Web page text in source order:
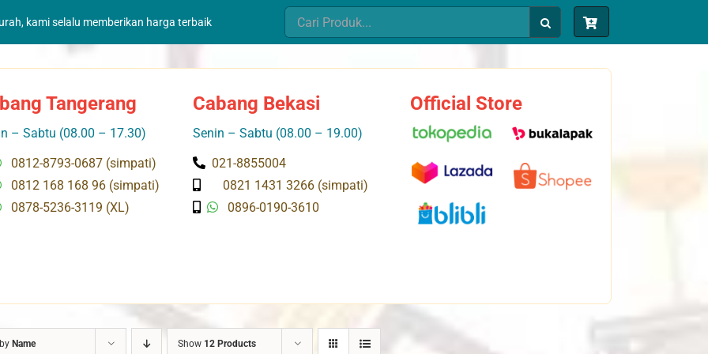
kami selalu memberikan harga terbaik
Search
for:
Tangerang
– Sabtu (08.00 – 17.30)
0812-8793-0687 (simpati)
0812 168 168 96 (simpati)
0878-5236-3119 (XL)
Cabang Bekasi
Senin – Sabtu (08.00 – 19.00)
021-8855004
0821 1431 3266 (simpati)
0896-0190-3610
Official Store
Name Show 12 Products